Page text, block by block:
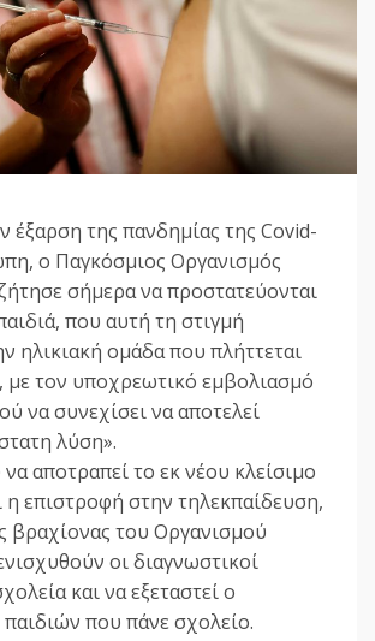
έξαρση της πανδημίας της Covid-
ο Παγκόσμιος Οργανισμός
σήμερα να προστατεύονται
που αυτή τη στιγμή
ηλικιακή ομάδα που πλήττεται
με τον υποχρεωτικό εμβολιασμό
να συνεχίσει να αποτελεί
λύση».
αποτραπεί το εκ νέου κλείσιμο
η επιστροφή στην τηλεκπαίδευση,
βραχίονας του Οργανισμού
οι διαγνωστικοί
και να εξεταστεί ο
που πάνε σχολείο.